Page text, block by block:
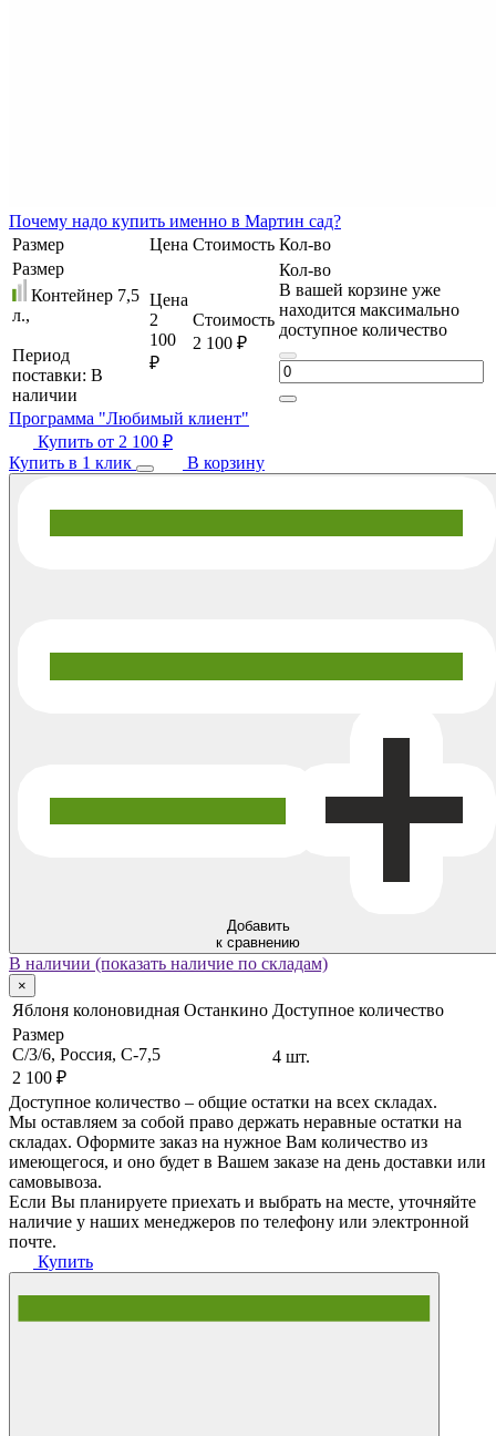
Почему надо купить именно в Мартин сад?
Размер
Цена Стоимость Кол-во
Размер
Контейнер 7,5
л.,
Период
поставки: В
наличии
Цена
2
100
₽
Стоимость
2 100 ₽
Кол-во
В вашей корзине уже
находится максимально
доступное количество
Программа "Любимый клиент"
Купить от 2 100 ₽
Купить в 1 клик
В корзину
Добавить
к сравнению
В наличии (показать наличие по складам)
×
Яблоня колоновидная Останкино Доступное количество
Размер
С/3/6, Россия, C-7,5
2 100 ₽
4 шт.
Доступное количество – общие остатки на всех складах.
Мы оставляем за собой право держать неравные остатки на
складах. Оформите заказ на нужное Вам количество из
имеющегося, и оно будет в Вашем заказе на день доставки или
самовывоза.
Если Вы планируете приехать и выбрать на месте, уточняйте
наличие у наших менеджеров по телефону или электронной
почте.
Купить